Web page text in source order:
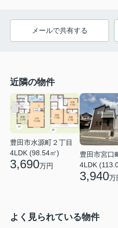
メールで共有する
近隣の物件
豊田市水源町２丁目
4LDK (98.54㎡)
3,690万円
豊田市宮口
4LDK
3,940万
よく見られている物件